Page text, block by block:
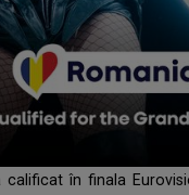
calificat în finala